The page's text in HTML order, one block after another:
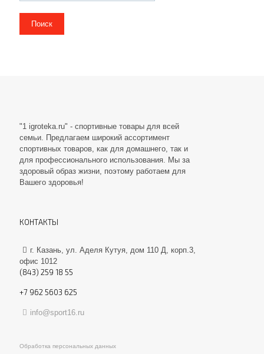
Поиск
"1 igroteka.ru" - спортивные товары для всей
семьи. Предлагаем широкий ассортимент
спортивных товаров, как для домашнего, так и
для профессионального использования. Мы за
здоровый образ жизни, поэтому работаем для
Вашего здоровья!
КОНТАКТЫ
г. Казань, ул. Аделя Кутуя, дом 110 Д, корп.3,
офис 1012
(843) 259 18 55
+7 962 5603 625
info@sport16.ru
Обработка персональных данных